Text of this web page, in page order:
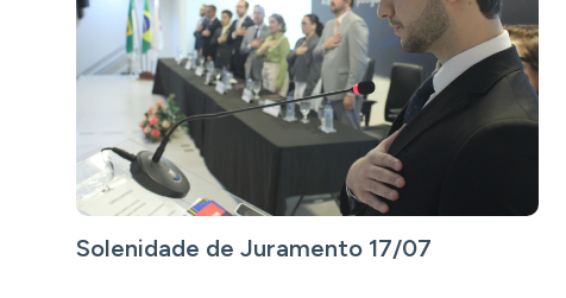
Solenidade de Juramento 17/07